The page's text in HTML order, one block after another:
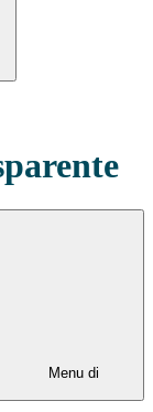
Menu di